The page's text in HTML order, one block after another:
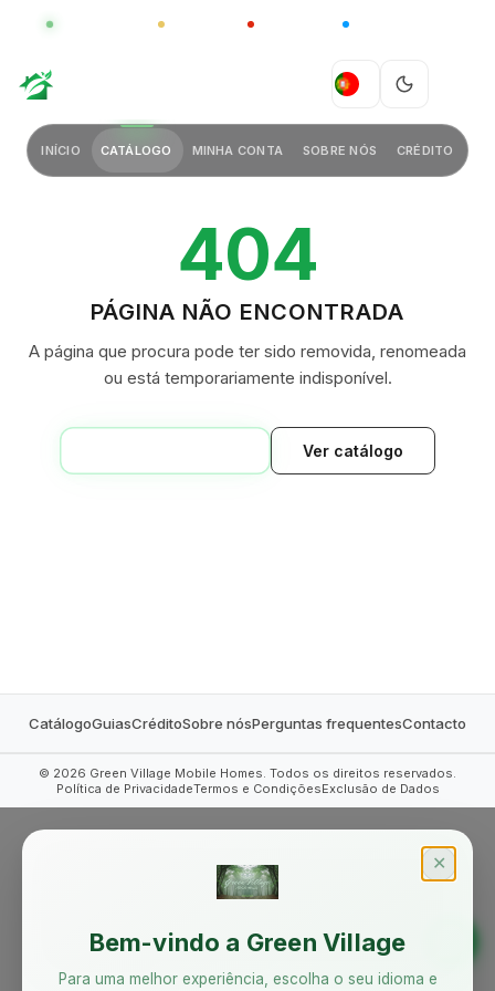
CHINA
PT
INÍCIO CATÁLOGO MINHA CONTA SOBRE NÓS CRÉDITO
404
PÁGINA NÃO ENCONTRADA
A página que procura pode ter sido removida, renomeada
ou está temporariamente indisponível.
Ver catálogo
CatálogoGuiasCréditoSobre nósPerguntas frequentesContacto
© 2026 Green Village Mobile Homes. Todos os direitos reservados.
Política de PrivacidadeTermos e CondiçõesExclusão de Dados
✕
Bem-vindo a Green Village
Para uma melhor experiência, escolha o seu idioma e